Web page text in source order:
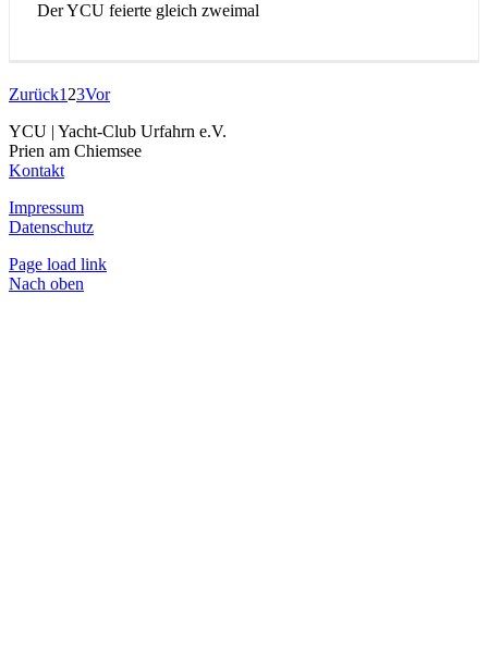
Der YCU feierte gleich zweimal
Zurück1 23Vor
YCU | Yacht-Club Urfahrn e.V.
Prien am Chiemsee
Kontakt
Impressum
Datenschutz
Page load link
Nach oben